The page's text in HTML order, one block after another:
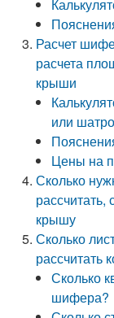
Расчет
расчета
крыши
или
Цены на
Сколько
крышу
Сколько
рассчитать
Сколько
шифера?